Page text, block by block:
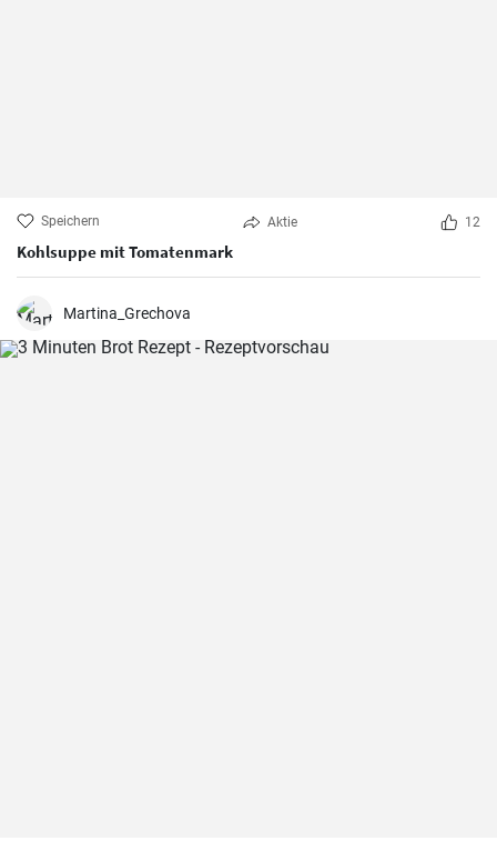
Speichern Aktie 12
Kohlsuppe mit Tomatenmark
Martina_Grechova